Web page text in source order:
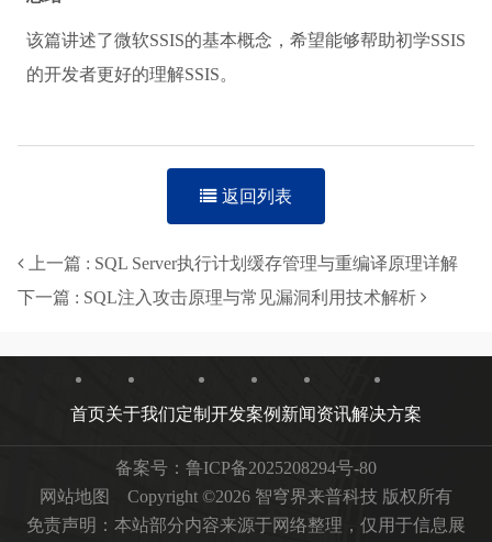
介指定包级别配置所在的数据库。SSIS在执行时，首先加
载环境变量(直接配置)，通过直接配置找到包级别的配置
包浏览器 - Package Explorer
总结
该篇讲述了微软SSIS的基本概念，希望能够帮助初学SSIS